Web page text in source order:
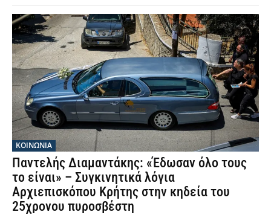
ΚΟΙΝΩΝΙΑ
Παντελής Διαμαντάκης: «Έδωσαν όλο τους
το είναι» – Συγκινητικά λόγια
Αρχιεπισκόπου Κρήτης στην κηδεία του
25χρονου πυροσβέστη